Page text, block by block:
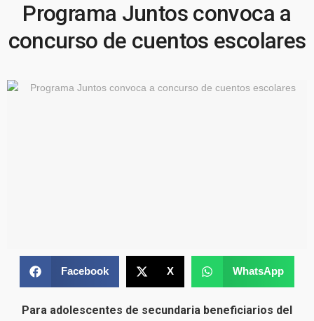
Programa Juntos convoca a
concurso de cuentos escolares
Facebook X WhatsApp
Para adolescentes de secundaria beneficiarios del